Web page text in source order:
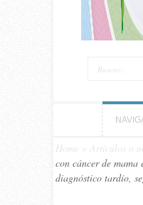
Home Artículos o
con cáncer de mama
diagnóstico tardío,